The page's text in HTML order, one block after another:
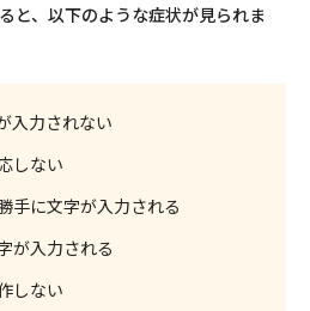
と、以下のような症状が見られま
入力されない
しない
手に文字が入力される
が入力される
しない